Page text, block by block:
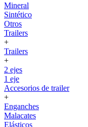
Mineral
Sintético
Otros
Trailers
+
Trailers
+
2 ejes
1 eje
Accesorios de trailer
+
Enganches
Malacates
Elásticos